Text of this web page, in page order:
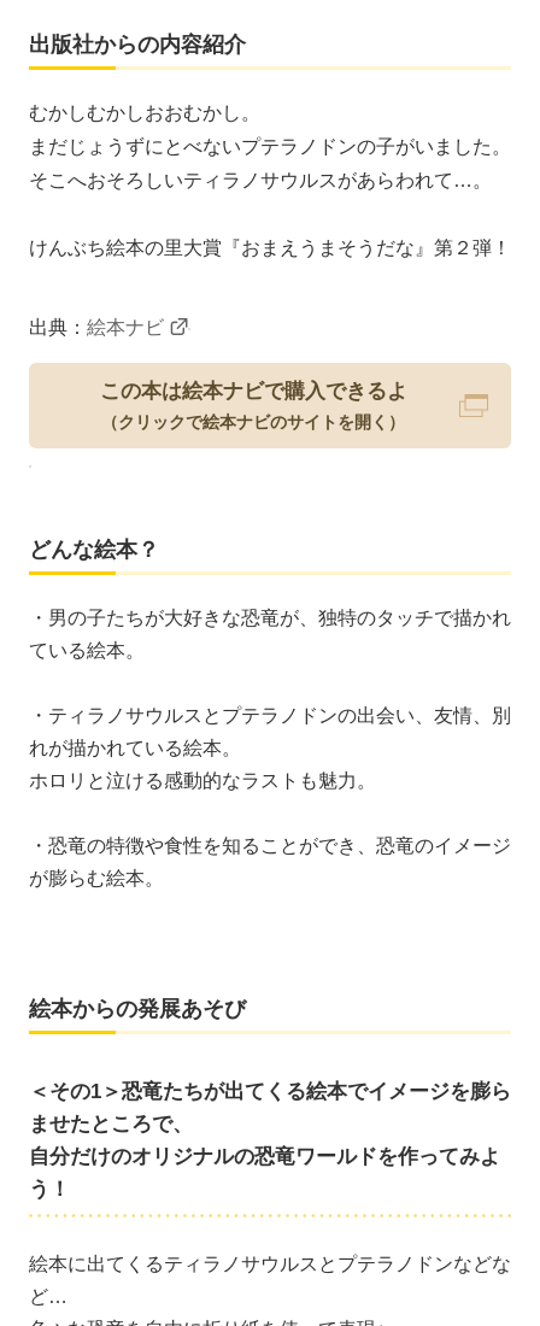
出版社からの内容紹介
むかしむかしおおむかし。
まだじょうずにとべないプテラノドンの子がいました。
そこへおそろしいティラノサウルスがあらわれて…。
けんぶち絵本の里大賞『おまえうまそうだな』第２弾！
出典： 絵本ナビ
この本は絵本ナビで購入できるよ
（クリックで絵本ナビのサイトを開く）
どんな絵本？
・男の子たちが大好きな恐竜が、独特のタッチで描かれ
ている絵本。
・ティラノサウルスとプテラノドンの出会い、友情、別
れが描かれている絵本。
ホロリと泣ける感動的なラストも魅力。
・恐竜の特徴や食性を知ることができ、恐竜のイメージ
が膨らむ絵本。
絵本からの発展あそび
＜その1＞恐竜たちが出てくる絵本でイメージを膨ら
ませたところで、
自分だけのオリジナルの恐竜ワールドを作ってみよ
う！
絵本に出てくるティラノサウルスとプテラノドンなどな
ど…